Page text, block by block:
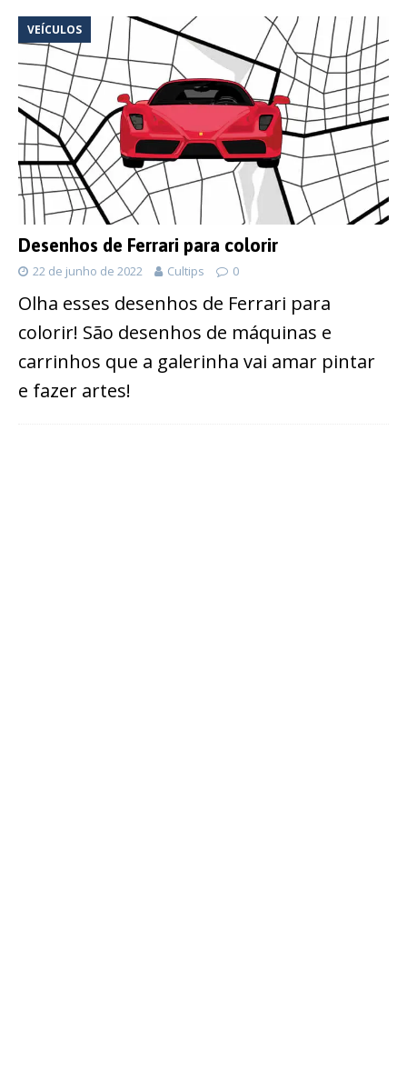
VEÍCULOS
Desenhos de Ferrari para colorir
22 de junho de 2022 Cultips 0
Olha esses desenhos de Ferrari para
colorir! São desenhos de máquinas e
carrinhos que a galerinha vai amar pintar
e fazer artes!